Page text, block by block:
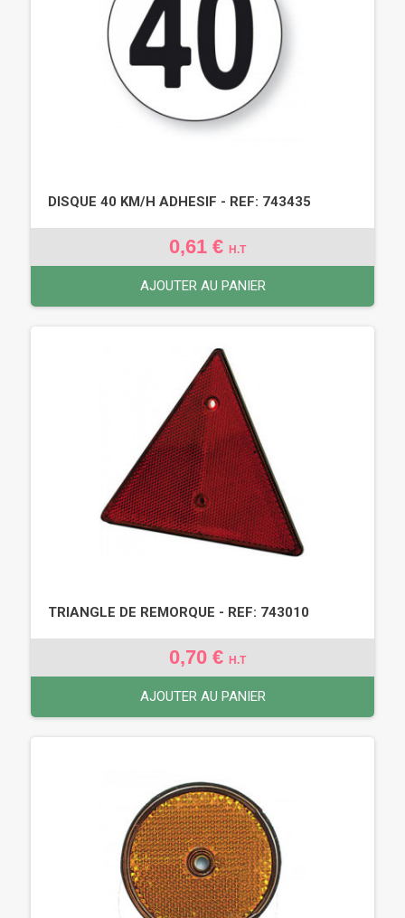
DISQUE 40 KM/H ADHESIF - REF: 743435
0,61 € H.T
AJOUTER AU PANIER
TRIANGLE DE REMORQUE - REF: 743010
0,70 € H.T
AJOUTER AU PANIER